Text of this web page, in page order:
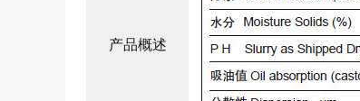
产品概述